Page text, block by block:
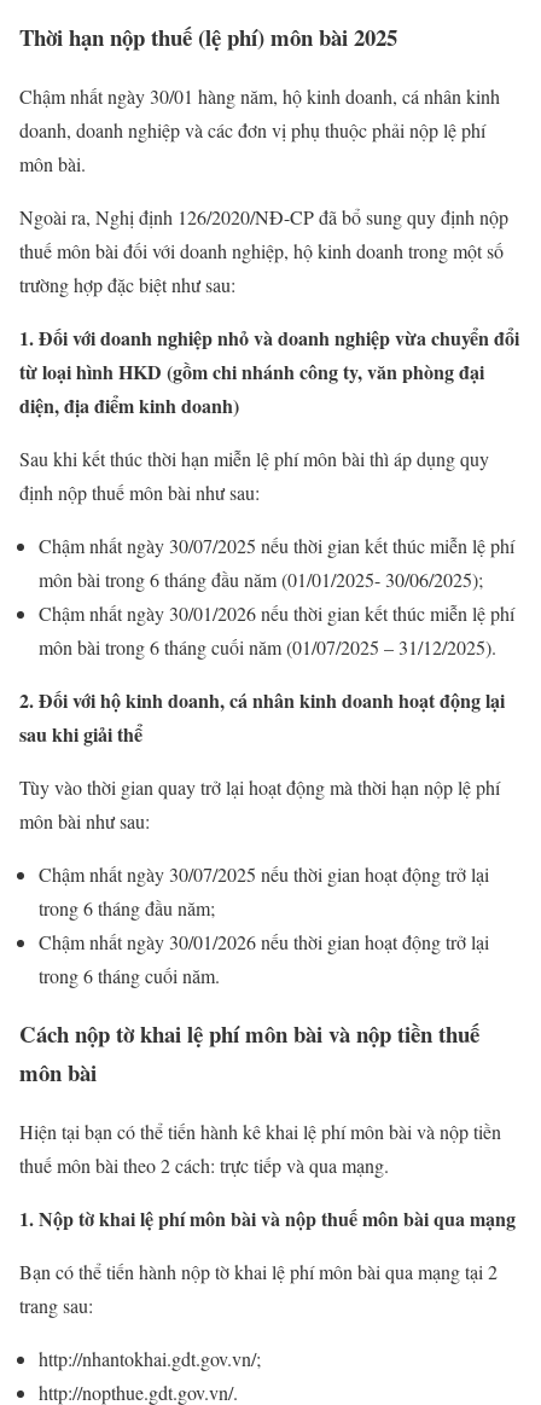
Thời hạn nộp thuế (lệ phí) môn bài 2025
Chậm nhất ngày 30/01 hàng năm, hộ kinh doanh, cá nhân kinh
doanh, doanh nghiệp và các đơn vị phụ thuộc phải nộp lệ phí
môn bài.
Ngoài ra, Nghị định 126/2020/NĐ-CP đã bổ sung quy định nộp
thuế môn bài đối với doanh nghiệp, hộ kinh doanh trong một số
trường hợp đặc biệt như sau:
1. Đối với doanh nghiệp nhỏ và doanh nghiệp vừa chuyển đổi
từ loại hình HKD (gồm chi nhánh công ty, văn phòng đại
diện, địa điểm kinh doanh)
Sau khi kết thúc thời hạn miễn lệ phí môn bài thì áp dụng quy
định nộp thuế môn bài như sau:
Chậm nhất ngày 30/07/2025 nếu thời gian kết thúc miễn lệ phí
môn bài trong 6 tháng đầu năm (01/01/2025- 30/06/2025);
Chậm nhất ngày 30/01/2026 nếu thời gian kết thúc miễn lệ phí
môn bài trong 6 tháng cuối năm (01/07/2025 – 31/12/2025).
2. Đối với hộ kinh doanh, cá nhân kinh doanh hoạt động lại
sau khi giải thể
Tùy vào thời gian quay trở lại hoạt động mà thời hạn nộp lệ phí
môn bài như sau:
Chậm nhất ngày 30/07/2025 nếu thời gian hoạt động trở lại
trong 6 tháng đầu năm;
Chậm nhất ngày 30/01/2026 nếu thời gian hoạt động trở lại
trong 6 tháng cuối năm.
Cách nộp tờ khai lệ phí môn bài và nộp tiền thuế
môn bài
Hiện tại bạn có thể tiến hành kê khai lệ phí môn bài và nộp tiền
thuế môn bài theo 2 cách: trực tiếp và qua mạng.
1. Nộp tờ khai lệ phí môn bài và nộp thuế môn bài qua mạng
Bạn có thể tiến hành nộp tờ khai lệ phí môn bài qua mạng tại 2
trang sau:
http://nhantokhai.gdt.gov.vn/;
http://nopthue.gdt.gov.vn/.